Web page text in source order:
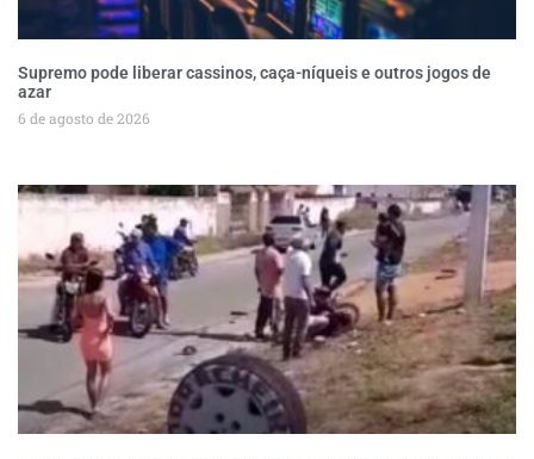
Supremo pode liberar cassinos, caça-níqueis e outros jogos de
azar
6 de agosto de 2026